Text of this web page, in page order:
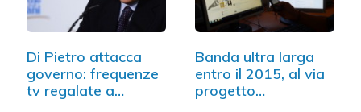
Di Pietro attacca
governo: frequenze
tv regalate a…
Banda ultra larga
entro il 2015, al via
progetto…